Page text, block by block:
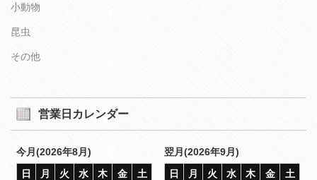
小動物
昆虫
その他
営業日カレンダー
今月(2026年8月)
日
月 火 水 木 金
土
翌月(2026年9月)
日
月 火 水 木 金
土